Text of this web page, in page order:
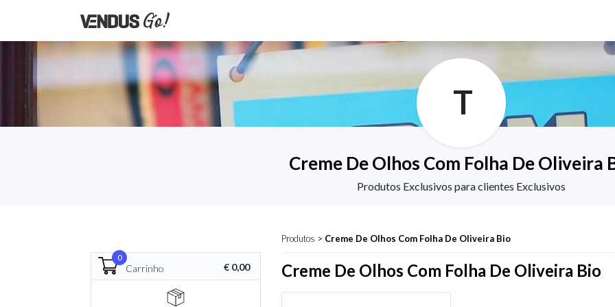
T
Creme De Olhos Com Folha De Oliveira
Produtos Exclusivos para clientes Exclusivos
Produtos > Creme De Olhos Com Folha De Oliveira Bio
0
Carrinho € 0,00 Creme De Olhos Com Folha De Oliveira Bio